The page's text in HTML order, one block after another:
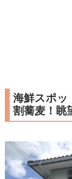
海鮮スポッ
割蕎麦！眺